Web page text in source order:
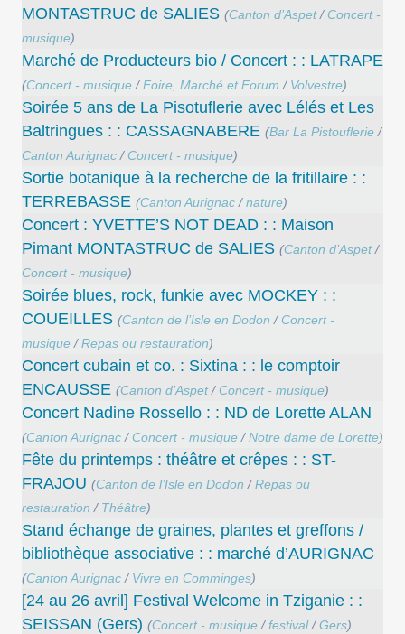
MONTASTRUC de SALIES (Canton d’Aspet/ Concert -
musique)
Marché de Producteurs bio / Concert : : LATRAPE
(Concert - musique /Foire, Marché et Forum / Volvestre)
Soirée 5 ans de La Pisotuflerie avec Lélés et Les
Baltringues : : CASSAGNABERE (Bar La Pistouflerie /
Canton Aurignac / Concert - musique)
Sortie botanique à la recherche de la fritillaire : :
TERREBASSE (Canton Aurignac /nature)
Concert : YVETTE’S NOT DEAD : : Maison
Pimant MONTASTRUC de SALIES (Canton d’Aspet/
Concert - musique)
Soirée blues, rock, funkie avec MOCKEY : :
COUEILLES (Canton de l’Isle en Dodon / Concert -
musique /Repas ou restauration)
Concert cubain et co. : Sixtina : : le comptoir
ENCAUSSE (Canton d’Aspet/ Concert - musique)
Concert Nadine Rossello : : ND de Lorette ALAN
(Canton Aurignac / Concert - musique /Notre dame de Lorette)
Fête du printemps : théâtre et crêpes : : ST-
FRAJOU (Canton de l’Isle en Dodon /Repas ou
restauration / Théâtre)
Stand échange de graines, plantes et greffons /
bibliothèque associative : : marché d’AURIGNAC
(Canton Aurignac / Vivre en Comminges)
[24 au 26 avril] Festival Welcome in Tziganie : :
SEISSAN (Gers) (Concert - musique /festival/Gers)